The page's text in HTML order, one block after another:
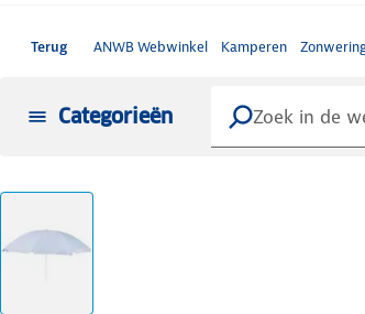
Terug ANWB Webwinkel Kamperen
Categorieën